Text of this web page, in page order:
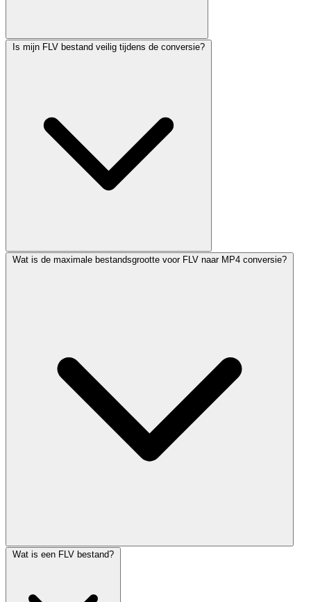
Is mijn FLV bestand veilig tijdens de conversie?
Wat is de maximale bestandsgrootte voor FLV naar MP4 conversie?
Wat is een FLV bestand?